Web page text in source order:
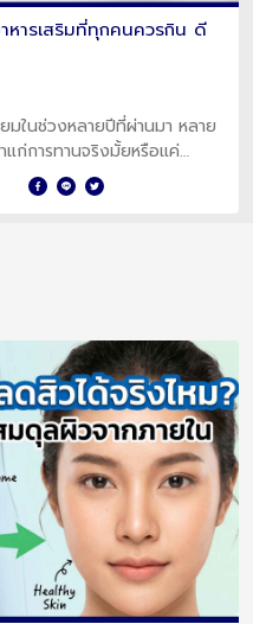
หารเสริมที่ทุกคนควรกิน ดี
มในช่วงหลายปีที่ผ่านมา หลาย
ก่การทานจริงมั้ยหรือแค่